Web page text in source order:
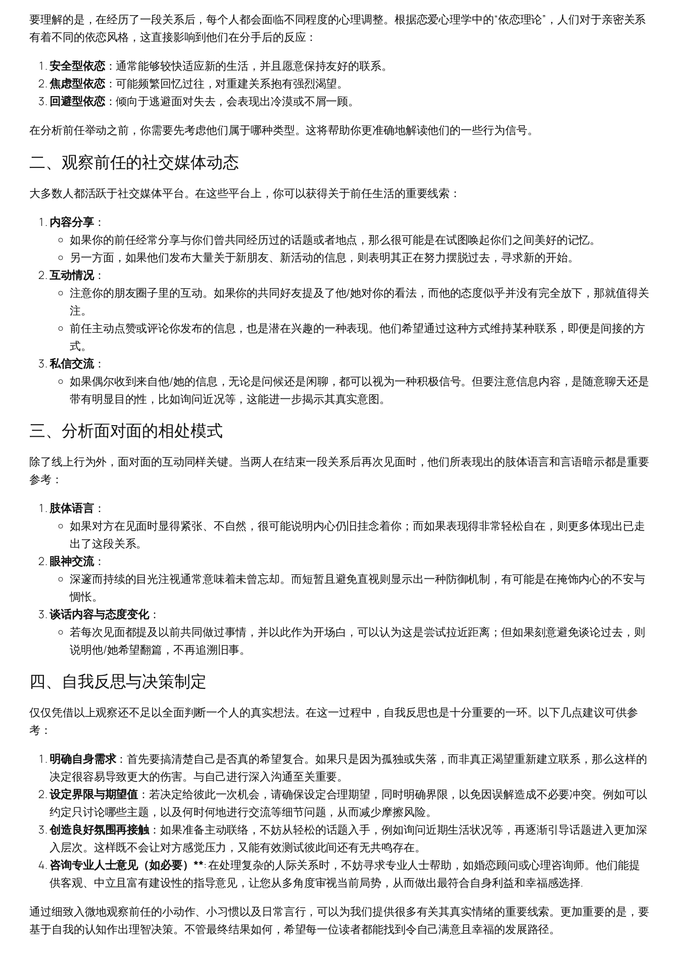
要理解的是，在经历了一段关系后，每个人都会面临不同程度的心理调整。根据恋爱心理学中的“依恋理论”，人们对于亲密关系
有着不同的依恋风格，这直接影响到他们在分手后的反应：
安全型依恋：通常能够较快适应新的生活，并且愿意保持友好的联系。
焦虑型依恋：可能频繁回忆过往，对重建关系抱有强烈渴望。
回避型依恋：倾向于逃避面对失去，会表现出冷漠或不屑一顾。
在分析前任举动之前，你需要先考虑他们属于哪种类型。这将帮助你更准确地解读他们的一些行为信号。
二、观察前任的社交媒体动态
大多数人都活跃于社交媒体平台。在这些平台上，你可以获得关于前任生活的重要线索：
内容分享：
如果你的前任经常分享与你们曾共同经历过的话题或者地点，那么很可能是在试图唤起你们之间美好的记忆。
另一方面，如果他们发布大量关于新朋友、新活动的信息，则表明其正在努力摆脱过去，寻求新的开始。
互动情况：
注意你的朋友圈子里的互动。如果你的共同好友提及了他/她对你的看法，而他的态度似乎并没有完全放下，那就值得关
注。
前任主动点赞或评论你发布的信息，也是潜在兴趣的一种表现。他们希望通过这种方式维持某种联系，即便是间接的方
式。
私信交流：
如果偶尔收到来自他/她的信息，无论是问候还是闲聊，都可以视为一种积极信号。但要注意信息内容，是随意聊天还是
带有明显目的性，比如询问近况等，这能进一步揭示其真实意图。
三、分析面对面的相处模式
除了线上行为外，面对面的互动同样关键。当两人在结束一段关系后再次见面时，他们所表现出的肢体语言和言语暗示都是重要
参考：
肢体语言：
如果对方在见面时显得紧张、不自然，很可能说明内心仍旧挂念着你；而如果表现得非常轻松自在，则更多体现出已走
出了这段关系。
眼神交流：
深邃而持续的目光注视通常意味着未曾忘却。而短暂且避免直视则显示出一种防御机制，有可能是在掩饰内心的不安与
惆怅。
谈话内容与态度变化：
若每次见面都提及以前共同做过事情，并以此作为开场白，可以认为这是尝试拉近距离；但如果刻意避免谈论过去，则
说明他/她希望翻篇，不再追溯旧事。
四、自我反思与决策制定
仅仅凭借以上观察还不足以全面判断一个人的真实想法。在这一过程中，自我反思也是十分重要的一环。以下几点建议可供参
考：
明确自身需求：首先要搞清楚自己是否真的希望复合。如果只是因为孤独或失落，而非真正渴望重新建立联系，那么这样的
决定很容易导致更大的伤害。与自己进行深入沟通至关重要。
设定界限与期望值 ：若决定给彼此一次机会，请确保设定合理期望，同时明确界限，以免因误解造成不必要冲突。例如可以
约定只讨论哪些主题，以及何时何地进行交流等细节问题，从而减少摩擦风险。
创造良好氛围再接触：如果准备主动联络，不妨从轻松的话题入手，例如询问近期生活状况等，再逐渐引导话题进入更加深
入层次。这样既不会让对方感觉压力，又能有效测试彼此间还有无共鸣存在。
咨询专业人士意见（如必要）**: 在处理复杂的人际关系时，不妨寻求专业人士帮助，如婚恋顾问或心理咨询师。他们能提
供客观、中立且富有建设性的指导意见，让您从多角度审视当前局势，从而做出最符合自身利益和幸福感选择.
通过细致入微地观察前任的小动作、小习惯以及日常言行，可以为我们提供很多有关其真实情绪的重要线索。更加重要的是，要
基于自我的认知作出理智决策。不管最终结果如何，希望每一位读者都能找到令自己满意且幸福的发展路径。